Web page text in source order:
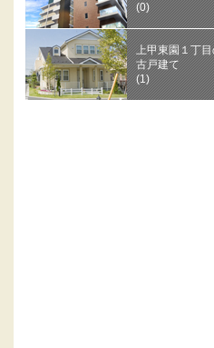
(0)
上甲東園１丁目
古戸建て
(1)